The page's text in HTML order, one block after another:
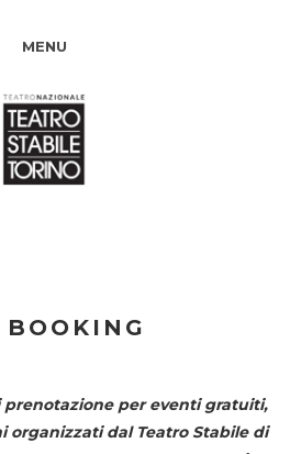
MENU
BOOKING
prenotazione per eventi gratuiti,
organizzati dal Teatro Stabile di